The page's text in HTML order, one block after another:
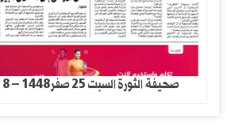
صحيفة الثورة السبت 25 صفر1448 – 8 اغسطس 2026